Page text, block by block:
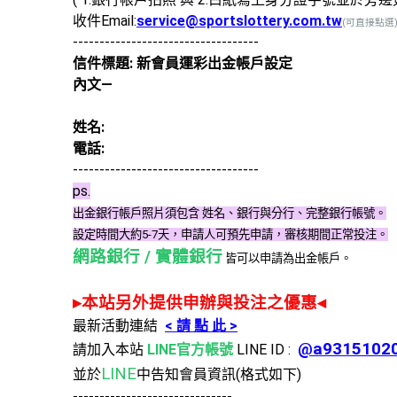
收件Email:service@sportslottery.com.tw(可直接點選)
-----------------------------------
信件標題: 新會員運彩出金帳戶設定
內文—
姓名:
電話:
-----------------------------------
ps.
出金銀行帳戶照片須包含 姓名、銀行與分行、完整銀行帳號。
設定時間大約5-7天，申請人可預先申請，審核期間正常投注。
網路銀行 / 實體銀行 皆可以申請為出金帳戶。
▸本站另外提供申辦與投注之優惠◂
最新活動連結 < 請 點 此 >
請加入本站 LINE官方帳號 LINE ID :
並於LINE中告知會員資訊(格式如下)